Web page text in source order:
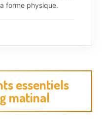
forme physique.
essentiels
matinal